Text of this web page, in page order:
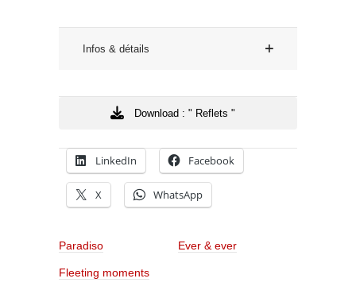
Infos & détails
Download : " Reflets "
LinkedIn Facebook
X WhatsApp
Paradiso Ever & ever
Fleeting moments